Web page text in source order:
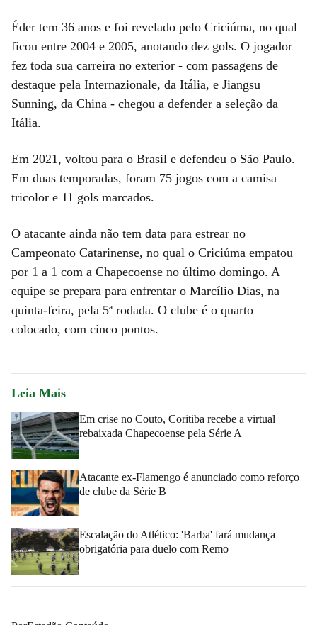
Éder tem 36 anos e foi revelado pelo Criciúma, no qual
ficou entre 2004 e 2005, anotando dez gols. O jogador
fez toda sua carreira no exterior - com passagens de
destaque pela Internazionale, da Itália, e Jiangsu
Sunning, da China - chegou a defender a seleção da
Itália.
Em 2021, voltou para o Brasil e defendeu o São Paulo.
Em duas temporadas, foram 75 jogos com a camisa
tricolor e 11 gols marcados.
O atacante ainda não tem data para estrear no
Campeonato Catarinense, no qual o Criciúma empatou
por 1 a 1 com a Chapecoense no último domingo. A
equipe se prepara para enfrentar o Marcílio Dias, na
quinta-feira, pela 5ª rodada. O clube é o quarto
colocado, com cinco pontos.
Leia Mais
Em crise no Couto, Coritiba recebe a virtual
rebaixada Chapecoense pela Série A
Atacante ex-Flamengo é anunciado como reforço
de clube da Série B
Escalação do Atlético: 'Barba' fará mudança
obrigatória para duelo com Remo